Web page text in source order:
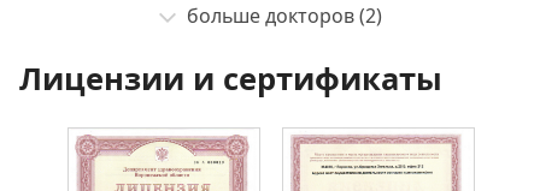
больше докторов (2)
Лицензии и сертификаты